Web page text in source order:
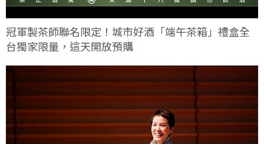
冠軍製茶師聯名限定！城市好酒「端午茶箱」禮盒全
台獨家限量，這天開放預購